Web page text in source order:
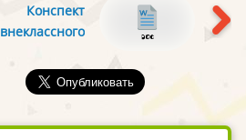
учащихся 2 - 4
классов "В дружбе
Конспект
внеклассного
"Творческая
мастерская